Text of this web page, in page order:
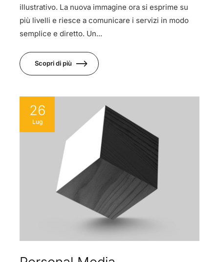
illustrativo. La nuova immagine ora si esprime su
più livelli e riesce a comunicare i servizi in modo
semplice e diretto. Un...
Scopri di più
26
Lug